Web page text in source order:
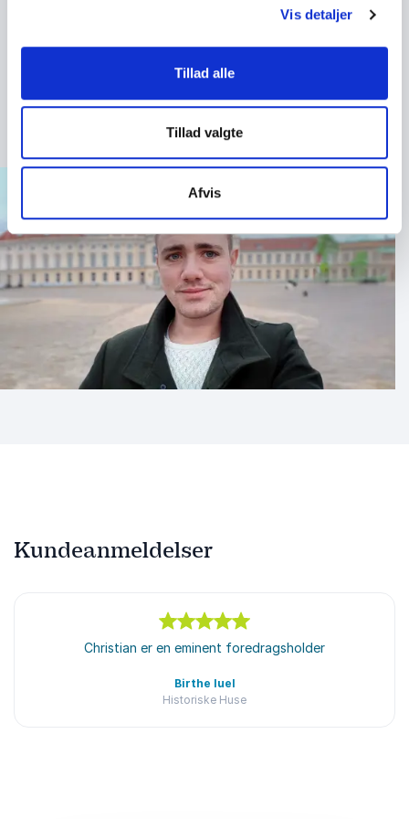
Vis detaljer
Tillad alle
Tillad valgte
Afvis
Egander Skov til jeres næste arrangement og få et
Kundeanmeldelser
ud af5
Christian er en eminent foredragsholder
Birthe Iuel
Historiske Huse